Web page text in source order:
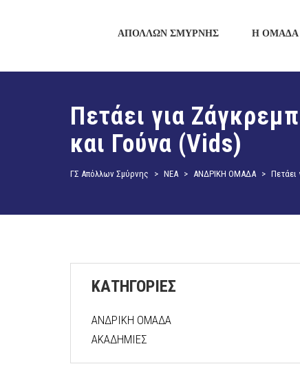
ΑΠΟΛΛΩΝ ΣΜΥΡΝΗΣ Η ΟΜΑΔΑ
Πετάει για
και Γούνα (Vids)
ΓΣ Απόλλων Σμύρνης > ΝΕΑ > ΑΝΔΡΙΚΗ ΟΜΑΔΑ > Πετάει
ΚΑΤΗΓΟΡΙΕΣ
ΑΝΔΡΙΚΗ ΟΜΑΔΑ
ΑΚΑΔΗΜΙΕΣ